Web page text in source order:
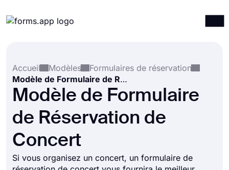
Intégrations
Modèles
Ressources
Accueil
Modèles
Formulaires de réservation
Modèle de Formulaire de Réservation de Concert
Modèle de Formulaire
de Réservation de
Concert
Si vous organisez un concert, un formulaire de